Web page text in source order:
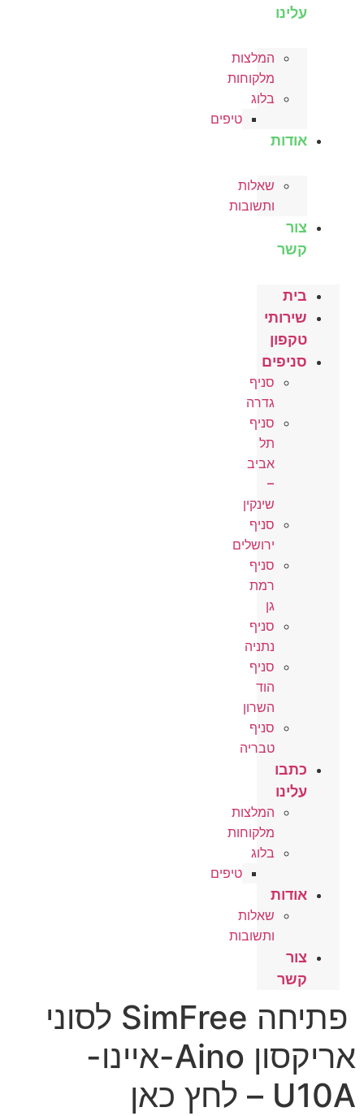
עלינו
המלצות
מלקוחות
בלוג
טיפים
אודות
שאלות
ותשובות
צור
קשר
בית
שירותי
טקפון
סניפים
סניף
גדרה
סניף
תל
אביב
–
שינקין
סניף
ירושלים
סניף
רמת
גן
סניף
נתניה
סניף
הוד
השרון
סניף
טבריה
כתבו
עלינו
המלצות
מלקוחות
בלוג
טיפים
אודות
שאלות
ותשובות
צור
קשר
פתיחה SimFree לסוני
אריקסון Aino-איינו-
U10A – לחץ כאן